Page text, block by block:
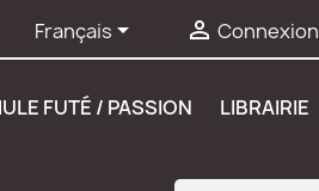
Français  Connexion
FUTÉ / PASSION
LIBRAIRIE